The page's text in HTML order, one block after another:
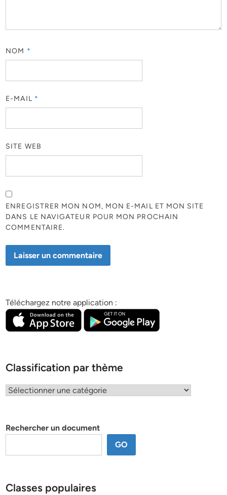
NOM *
E-MAIL *
SITE WEB
ENREGISTRER MON NOM, MON E-MAIL ET MON SITE
DANS LE NAVIGATEUR POUR MON PROCHAIN
COMMENTAIRE.
Téléchargez notre application :
Classification par thème
Classification
Rechercher un document
GO
Classes populaires